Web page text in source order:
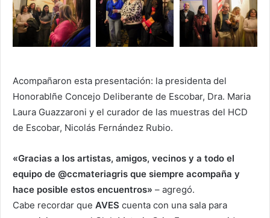
Acompañaron esta presentación: la presidenta del
Honorablñe Concejo Deliberante de Escobar, Dra. Maria
Laura Guazzaroni y el curador de las muestras del HCD
de Escobar, Nicolás Fernández Rubio.
«Gracias a los artistas, amigos, vecinos y a todo el
equipo de @ccmateriagris que siempre acompaña y
hace posible estos encuentros» – agregó.
Cabe recordar que AVES cuenta con una sala para